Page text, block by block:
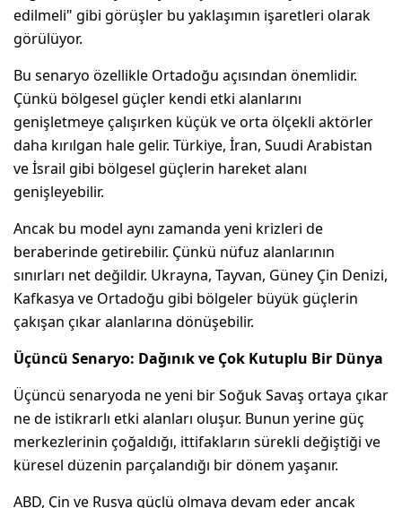
edilmeli" gibi görüşler bu yaklaşımın işaretleri olarak
görülüyor.
Bu senaryo özellikle Ortadoğu açısından önemlidir.
Çünkü bölgesel güçler kendi etki alanlarını
genişletmeye çalışırken küçük ve orta ölçekli aktörler
daha kırılgan hale gelir. Türkiye, İran, Suudi Arabistan
ve İsrail gibi bölgesel güçlerin hareket alanı
genişleyebilir.
Ancak bu model aynı zamanda yeni krizleri de
beraberinde getirebilir. Çünkü nüfuz alanlarının
sınırları net değildir. Ukrayna, Tayvan, Güney Çin Denizi,
Kafkasya ve Ortadoğu gibi bölgeler büyük güçlerin
çakışan çıkar alanlarına dönüşebilir.
Üçüncü Senaryo: Dağınık ve Çok Kutuplu Bir Dünya
Üçüncü senaryoda ne yeni bir Soğuk Savaş ortaya çıkar
ne de istikrarlı etki alanları oluşur. Bunun yerine güç
merkezlerinin çoğaldığı, ittifakların sürekli değiştiği ve
küresel düzenin parçalandığı bir dönem yaşanır.
ABD, Çin ve Rusya güçlü olmaya devam eder ancak